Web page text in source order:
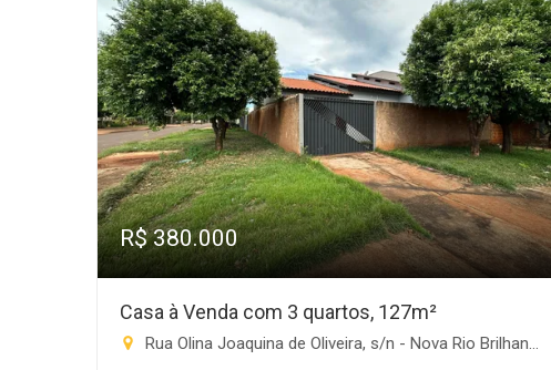
R$ 380.000
Casa à Venda com 3 quartos, 127m²
Rua Olina Joaquina de Oliveira, s/n - Nova Rio Brilhante, Rio Brilhante-MS